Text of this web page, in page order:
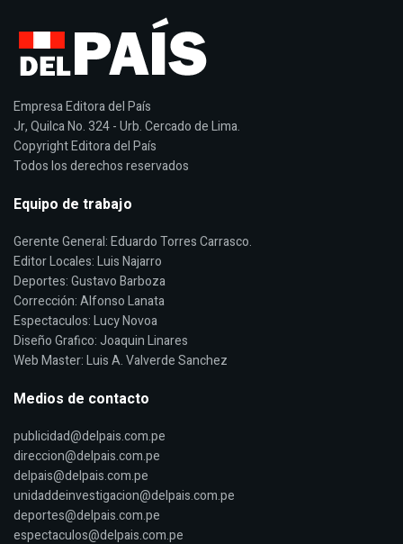
Empresa Editora del País
Jr, Quilca No. 324 - Urb. Cercado de Lima.
Copyright Editora del País
Todos los derechos reservados
Equipo de trabajo
Gerente General: Eduardo Torres Carrasco.
Editor Locales: Luis Najarro
Deportes: Gustavo Barboza
Corrección: Alfonso Lanata
Espectaculos: Lucy Novoa
Diseño Grafico: Joaquin Linares
Web Master: Luis A. Valverde Sanchez
Medios de contacto
publicidad@delpais.com.pe
direccion@delpais.com.pe
delpais@delpais.com.pe
unidaddeinvestigacion@delpais.com.pe
deportes@delpais.com.pe
espectaculos@delpais.com.pe